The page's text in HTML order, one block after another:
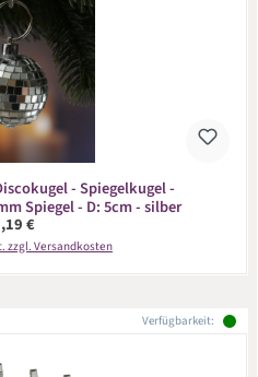
- Spiegelkugel -
Spiegel - D: 5cm - silber
Preis:
€
zzgl. Versandkosten
Verfügbarkeit: